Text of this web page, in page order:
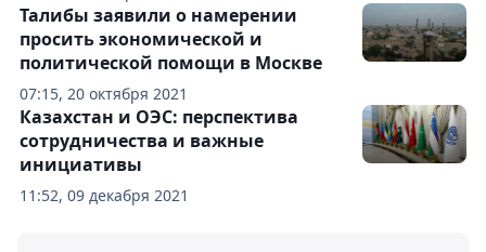
07:15, 20 октября 2021
Талибы заявили о намерении
просить экономической и
политической помощи в Москве
11:52, 09 декабря 2021
Казахстан и ОЭС: перспектива
сотрудничества и важные
инициативы